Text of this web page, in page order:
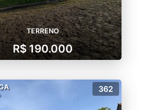
TERRENO
R$ 190.000
362